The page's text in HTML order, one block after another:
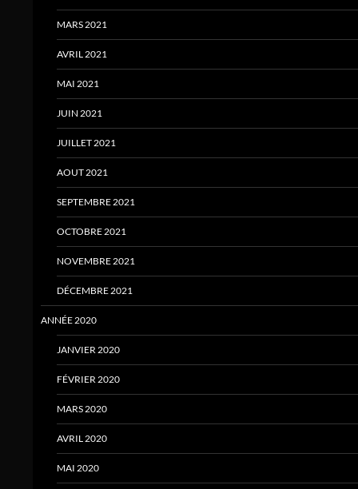
MARS 2021
AVRIL 2021
MAI 2021
JUIN 2021
JUILLET 2021
AOUT 2021
SEPTEMBRE 2021
OCTOBRE 2021
NOVEMBRE 2021
DÉCEMBRE 2021
ANNÉE 2020
JANVIER 2020
FÉVRIER 2020
MARS 2020
AVRIL 2020
MAI 2020